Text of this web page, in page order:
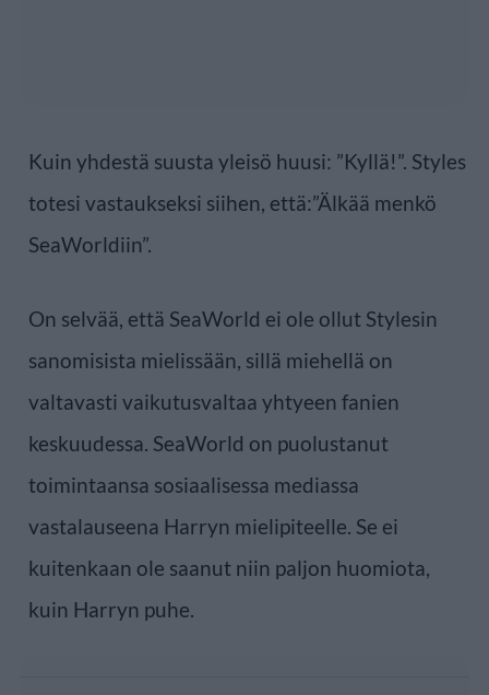
Kuin yhdestä suusta yleisö huusi: ”Kyllä!”. Styles
totesi vastaukseksi siihen, että:”Älkää menkö
SeaWorldiin”.
On selvää, että SeaWorld ei ole ollut Stylesin
sanomisista mielissään, sillä miehellä on
valtavasti vaikutusvaltaa yhtyeen fanien
keskuudessa. SeaWorld on puolustanut
toimintaansa sosiaalisessa mediassa
vastalauseena Harryn mielipiteelle. Se ei
kuitenkaan ole saanut niin paljon huomiota,
kuin Harryn puhe.